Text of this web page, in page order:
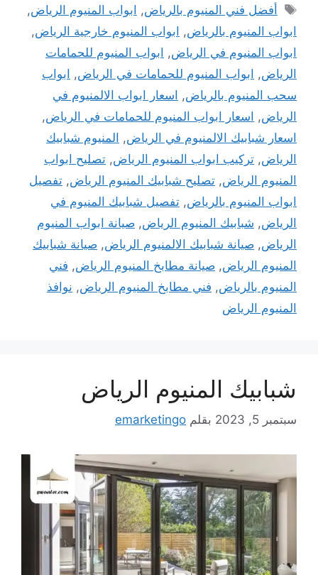
الوسوم
أفضل فني المنيوم بالرياض, ابواب المنيوم الرياض,
ابواب المنيوم بالرياض, ابواب المنيوم خارجية الرياض,
ابواب المنيوم في الرياض, ابواب المنيوم للحمامات
الرياض, ابواب المنيوم للحمامات في الرياض, ابواب
سحب المنيوم بالرياض, اسعار ابواب الالمنيوم في
الرياض, اسعار ابواب المنيوم للحمامات في الرياض,
اسعار شبابيك الالمنيوم في الرياض, المنيوم شبابيك
الرياض, تركيب ابواب المنيوم الرياض, تصليح ابواب
المنيوم الرياض, تصليح شبابيك المنيوم الرياض, تفصيل
ابواب المنيوم بالرياض, تفصيل شبابيك المنيوم في
الرياض, شبابيك المنيوم الرياض, صيانة ابواب المنيوم
الرياض, صيانة شبابيك الالمنيوم الرياض, صيانة شبابيك
المنيوم الرياض, صيانة مطابخ المنيوم الرياض, فني
المنيوم بالرياض, فني مطابخ المنيوم الرياض, نوافذ
المنيوم الرياض
شبابيك المنيوم الرياض
سبتمبر 5, 2023 بقلم emarketingo